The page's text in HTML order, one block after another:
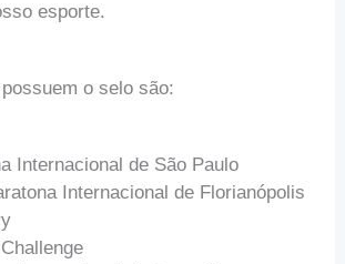
esporte.
o selo são:
Internacional de São Paulo
Internacional de Florianópolis